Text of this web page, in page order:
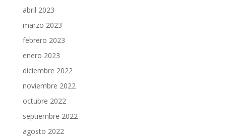
abril 2023
marzo 2023
febrero 2023
enero 2023
diciembre 2022
noviembre 2022
octubre 2022
septiembre 2022
agosto 2022